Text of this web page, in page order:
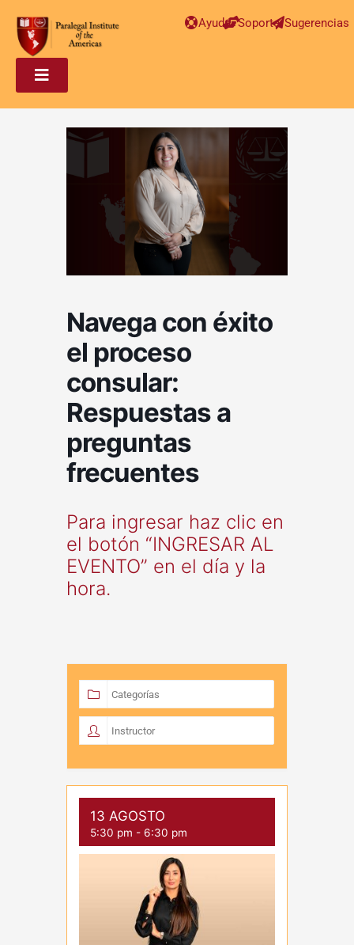
Ayuda Soporte Sugerencias
Navega con éxito
el proceso
consular:
Respuestas a
preguntas
frecuentes
Para ingresar haz clic en
el botón “INGRESAR AL
EVENTO” en el día y la
hora.
13 AGOSTO
5:30 pm - 6:30 pm